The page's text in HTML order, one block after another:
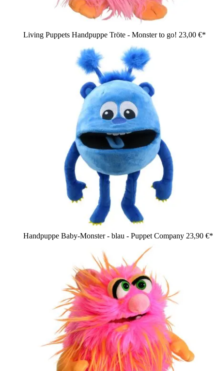
Living Puppets Handpuppe Tröte - Monster to go! 23,00 €*
Handpuppe Baby-Monster - blau - Puppet Company 23,90 €*